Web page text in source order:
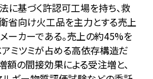
基づく許認可工場を持ち、救
省向け火工品を主力とする売上
ーカーである。売上の約45%を
ミツミが占める高依存構造だ
額の間接効果による受注増と、